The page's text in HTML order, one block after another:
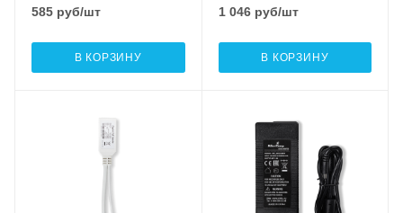
585 руб/шт
В КОРЗИНУ
1 046руб/шт
В КОРЗИНУ